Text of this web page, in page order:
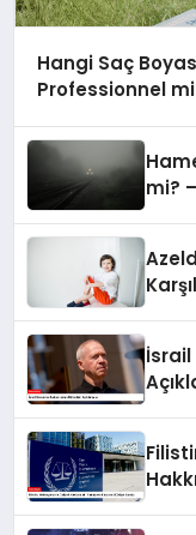
Hangi Saç
Professionnel
mi?
İsrail